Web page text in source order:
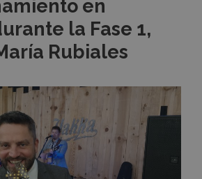
en
la Fase 1,
Rubiales